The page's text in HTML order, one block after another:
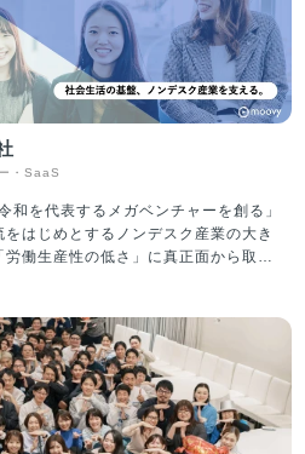
・SaaS
を代表するメガベンチャーを創る」
はじめとするノンデスク産業の大き
働生産性の低さ」に真正面から取り
業」を軸に事業を推進しています。
職したいノンデスクワーカーと企業と
現在展開しているサービスは、ノン
ステム『X Work（クロスワーク）』、
特化したエージェントの『ドライバー
建職キャリア』を運営しています。